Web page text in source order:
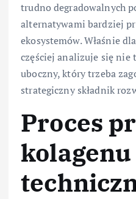
trudno degradowalnych
alternatywami bardziej
ekosystemów. Właśnie
częściej analizuje się nie
uboczny, który trzeba
strategiczny składnik
Proces
kolagenu